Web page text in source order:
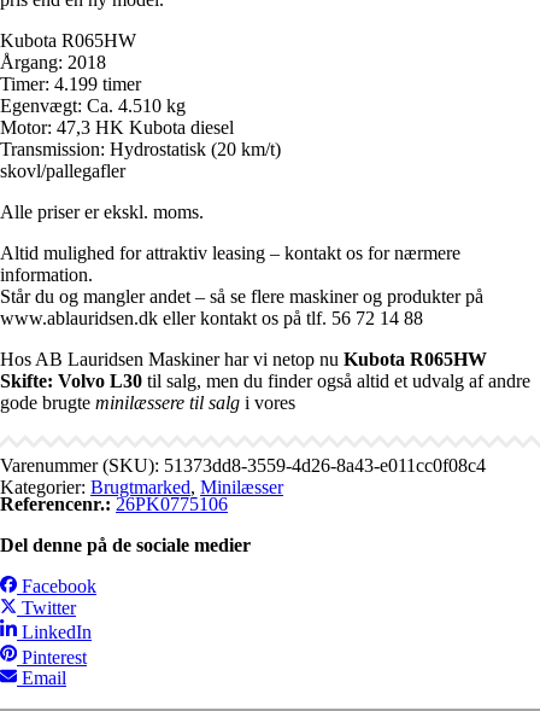
Kubota R065HW
Årgang: 2018
Timer: 4.199 timer
Egenvægt: Ca. 4.510 kg
Motor: 47,3 HK Kubota diesel
Transmission: Hydrostatisk (20 km/t)
skovl/pallegafler
Alle priser er ekskl. moms.
Altid mulighed for attraktiv leasing – kontakt os for nærmere
information.
Står du og mangler andet – så se flere maskiner og produkter på
www.ablauridsen.dk eller kontakt os på tlf. 56 72 14 88
Hos AB Lauridsen Maskiner har vi netop nu Kubota R065HW
Skifte: Volvo L30 til salg, men du finder også altid et udvalg af andre
gode brugte minilæssere til salg i vores
Varenummer (SKU): 51373dd8-3559-4d26-8a43-e011cc0f08c4
Kategorier: Brugtmarked, Minilæsser
Referencenr.: 26PK0775106
Del denne på de sociale medier
Facebook
Twitter
LinkedIn
Pinterest
Email